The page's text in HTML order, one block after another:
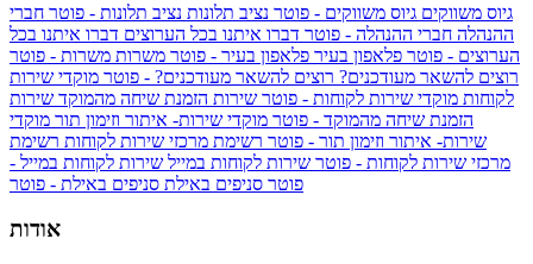
גיוס משווקים גיוס משווקים - פוטר נציב תלונות נציב תלונות - פוטר חברי
ההנהלה חברי ההנהלה - פוטר דברו איתנו בכל הערוצים דברו איתנו בכל
הערוצים - פוטר פלאפון בעיר פלאפון בעיר - פוטר משרות משרות - פוטר
רוצים להשאר מעודכנים? רוצים להשאר מעודכנים? - פוטר מוקדי שירות
לקוחות מוקדי שירות לקוחות - פוטר שירות הזמנת שיחה מהמוקד שירות
הזמנת שיחה מהמוקד - פוטר מוקדי שירות- איתור וזימון תור מוקדי
שירות- איתור וזימון תור - פוטר רשימת מרכזי שירות לקוחות רשימת
מרכזי שירות לקוחות - פוטר שירות לקוחות במייל שירות לקוחות במייל -
פוטר סניפים באילת סניפים באילת - פוטר
אודות